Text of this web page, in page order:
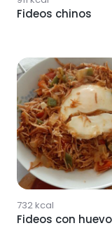
Fideos chinos
732kcal
Fideos con